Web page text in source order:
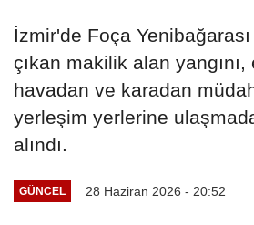
İzmir'de Foça
çıkan makilik alan
havadan ve karadan
yerleşim yerlerine
alındı.
GÜNCEL 28 Haziran 2026 - 20:52